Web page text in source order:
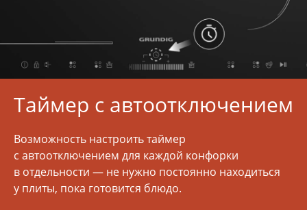
Таймер с автоотключением
Возможность настроить таймер
с автоотключением для каждой конфорки
в отдельности — не нужно постоянно находиться
у плиты, пока готовится блюдо.